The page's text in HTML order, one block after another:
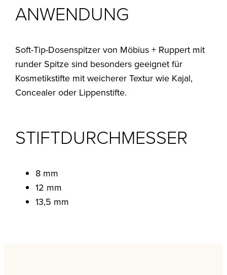
ANWENDUNG
Soft-Tip-Dosenspitzer von Möbius + Ruppert mit
runder Spitze sind besonders geeignet für
Kosmetikstifte mit weicherer Textur wie Kajal,
Concealer oder Lippenstifte.
STIFTDURCHMESSER
8 mm
12 mm
13,5 mm